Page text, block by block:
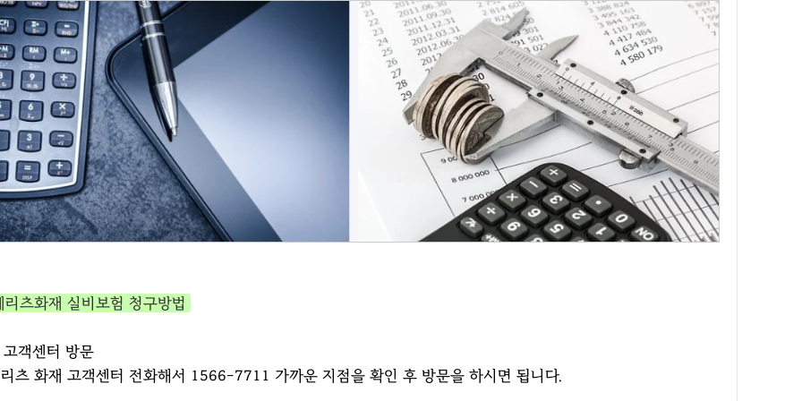
리츠화재 실비보험 청구방법
고객센터 방문
츠 화재 고객센터 전화해서 1566-7711 가까운 지점을 확인 후 방문을 하시면 됩니다.